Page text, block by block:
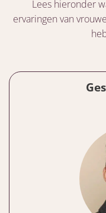
Lees hieronder
ervaringen van